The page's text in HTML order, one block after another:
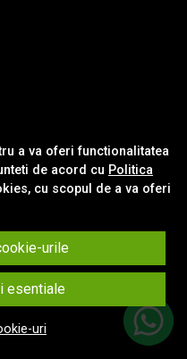
a va oferi functionalitatea
de acord cu Politica
cu scopul de a va oferi
urile
esentiale
uri